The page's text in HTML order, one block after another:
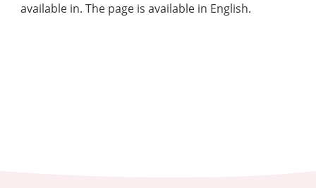
available in. The page is available in English.